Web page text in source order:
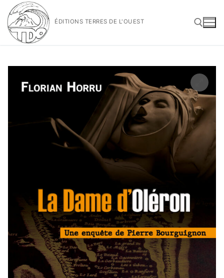
Aller
au
contenu
ÉDITIONS TERRES DE L'OUEST
Rechercher :